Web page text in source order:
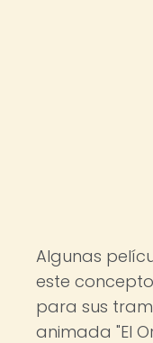
Algunas
este
para sus
animada "El